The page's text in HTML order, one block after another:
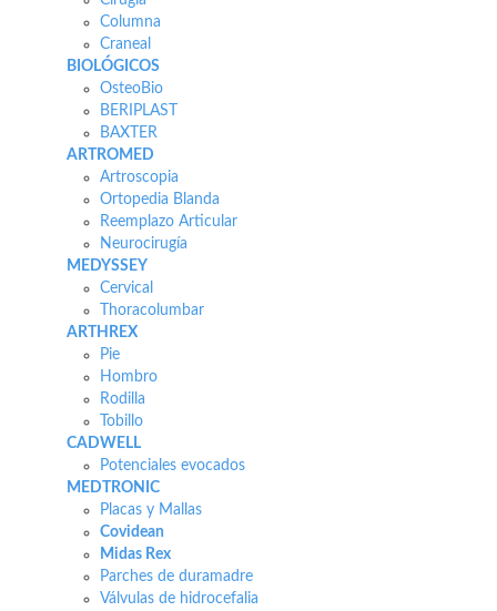
Columna
Craneal
BIOLÓGICOS
OsteoBio
BERIPLAST
BAXTER
ARTROMED
Artroscopia
Ortopedia Blanda
Reemplazo Articular
Neurocirugía
MEDYSSEY
Cervical
Thoracolumbar
ARTHREX
Pie
Hombro
Rodilla
Tobillo
CADWELL
Potenciales evocados
MEDTRONIC
Placas y Mallas
Covidean
Midas Rex
Parches de duramadre
Válvulas de hidrocefalia